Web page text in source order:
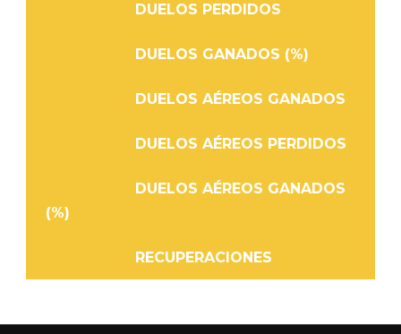
DUELOS PERDIDOS
DUELOS GANADOS (%)
DUELOS AÉREOS GANADOS
DUELOS AÉREOS PERDIDOS
DUELOS AÉREOS GANADOS
(%)
RECUPERACIONES